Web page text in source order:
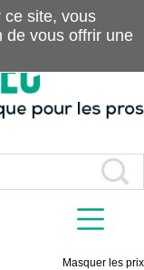
Masquer les prix
ce site, vous
de vous offrir une